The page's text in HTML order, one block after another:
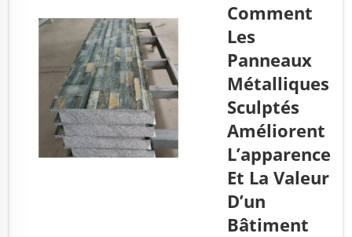
Comment
Les
Panneaux
Métalliques
Sculptés
Améliorent
L’apparence
Et La Valeur
D’un
Bâtiment